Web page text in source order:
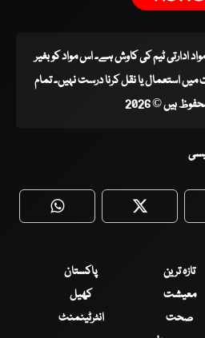
مواد ادارتی ٹیم کی کاوش ہے۔ اس مواد کو بغیر
استعمال یا نقل کرنا درست نہیں۔ تمام
ہیں © 2026
WhatsApp Twitter
تازہ ترین
پاکستان
معیشت
کھیل
صحت
انٹرٹینمنٹ